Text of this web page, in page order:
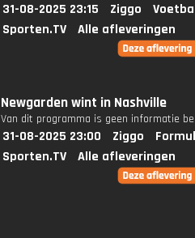
31-08-2025 23:15 Ziggo
Sporten.TV
Alle afleveringen
Newgarden wint in Nashville
Van dit programma is geen informatie
31-08-2025 23:00 Ziggo
Sporten.TV
Alle afleveringen